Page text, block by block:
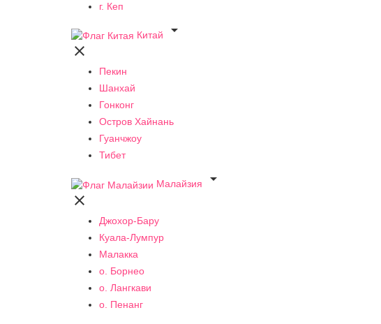
г. Кеп
Китай


Пекин
Шанхай
Гонконг
Остров Хайнань
Гуанчжоу
Тибет
Малайзия


Джохор-Бару
Куала-Лумпур
Малакка
о. Борнео
о. Лангкави
о. Пенанг